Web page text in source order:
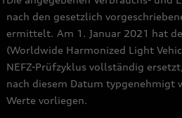
nach den gesetzlich
ermittelt. Am 1. Januar 2021 hat
(Worldwide Harmonized Light
NEFZ-Prüfzyklus vollständig
nach diesem Datum typgenehmigt
Werte vorliegen.